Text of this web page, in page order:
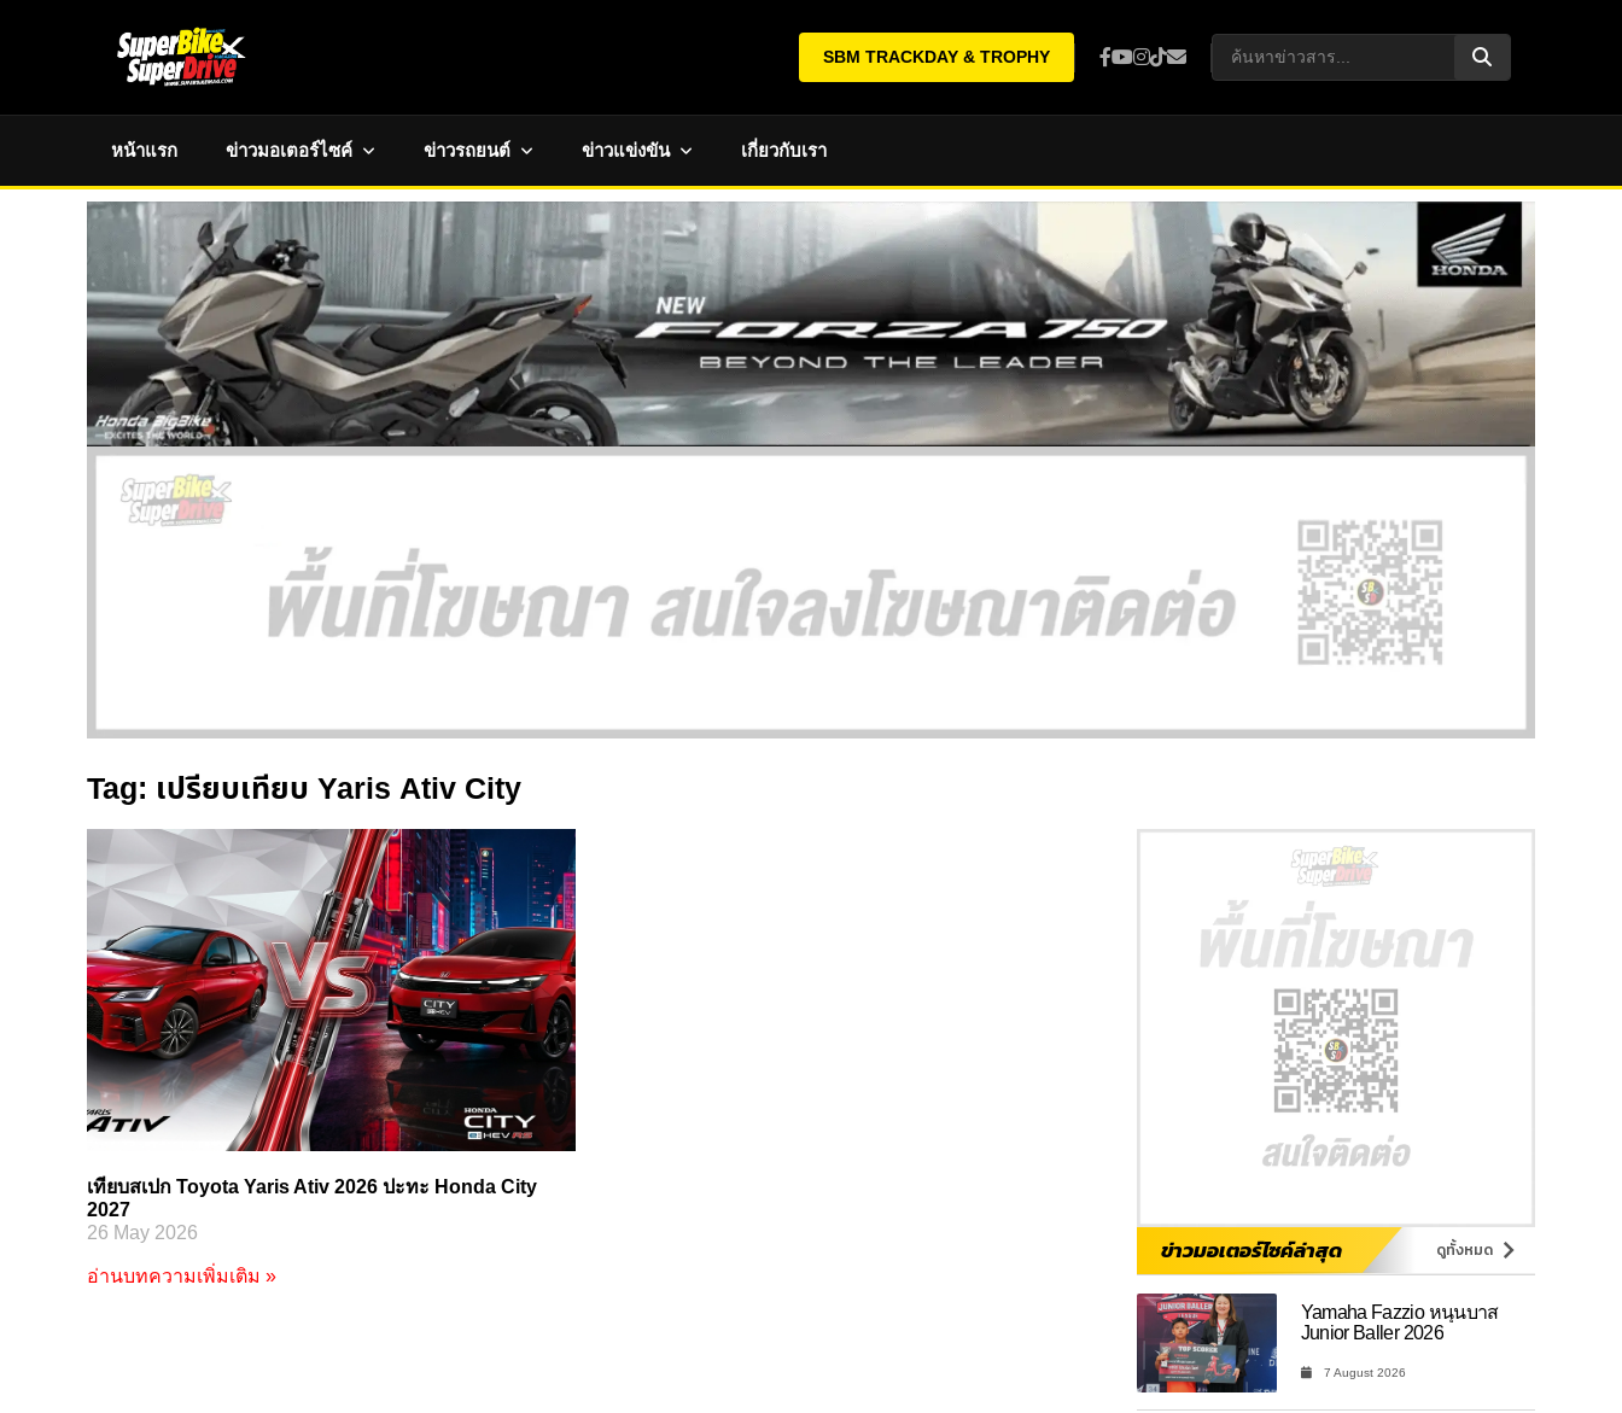
SBM TRACKDAY & TROPHY
หน้าแรก ข่าวมอเตอร์ไซค์ ข่าวรถยนต์ ข่าวแข่งขัน เกี่ยวกับเรา
Tag: เปรียบเทียบ Yaris Ativ City
เทียบสเปก Toyota Yaris Ativ 2026 ปะทะ Honda City
2027
26 May 2026
อ่านบทความเพิ่มเติม »
ข่าวมอเตอร์ไซค์ล่าสุด ดูทั้งหมด
Yamaha Fazzio หนุนบาส
Junior Baller 2026
7 August 2026